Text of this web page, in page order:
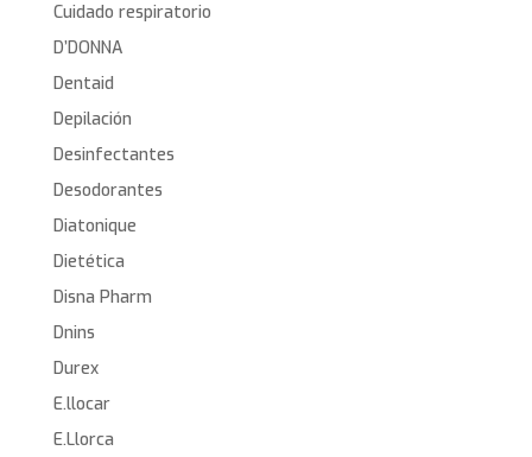
Cuidado respiratorio
D’DONNA
Dentaid
Depilación
Desinfectantes
Desodorantes
Diatonique
Dietética
Disna Pharm
Dnins
Durex
E.llocar
E.Llorca